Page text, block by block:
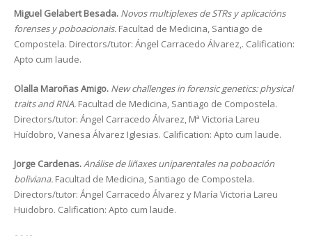
Miguel Gelabert Besada. Novos multiplexes de STRs y aplicacións
forenses y poboacionais. Facultad de Medicina, Santiago de
Compostela. Directors/tutor: Ángel Carracedo Álvarez,. Calification:
Apto cum laude.
Olalla Maroñas Amigo. New challenges in forensic genetics: physical
traits and RNA. Facultad de Medicina, Santiago de Compostela.
Directors/tutor: Ángel Carracedo Álvarez, Mª Victoria Lareu
Huídobro, Vanesa Álvarez Iglesias. Calification: Apto cum laude.
Jorge Cardenas.Análise de liñaxes uniparentales na poboación
boliviana. Facultad de Medicina, Santiago de Compostela.
Directors/tutor: Ángel Carracedo Álvarez y María Victoria Lareu
Huidobro. Calification: Apto cum laude.